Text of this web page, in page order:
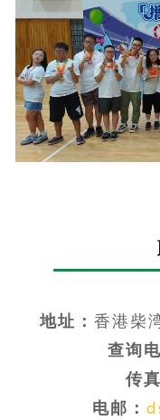
地址： 香港柴
查询
传
电邮：